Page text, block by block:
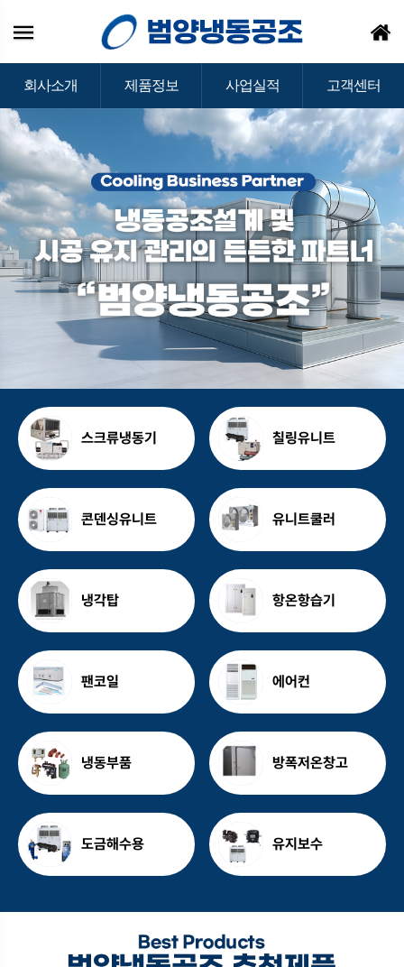
회사소개 제품정보 사업실적 고객센터
스크류냉동기 칠링유니트
콘덴싱유니트 유니트쿨러
냉각탑 항온항습기
팬코일 에어컨
냉동부품 방폭저온창고
도금해수용 유지보수